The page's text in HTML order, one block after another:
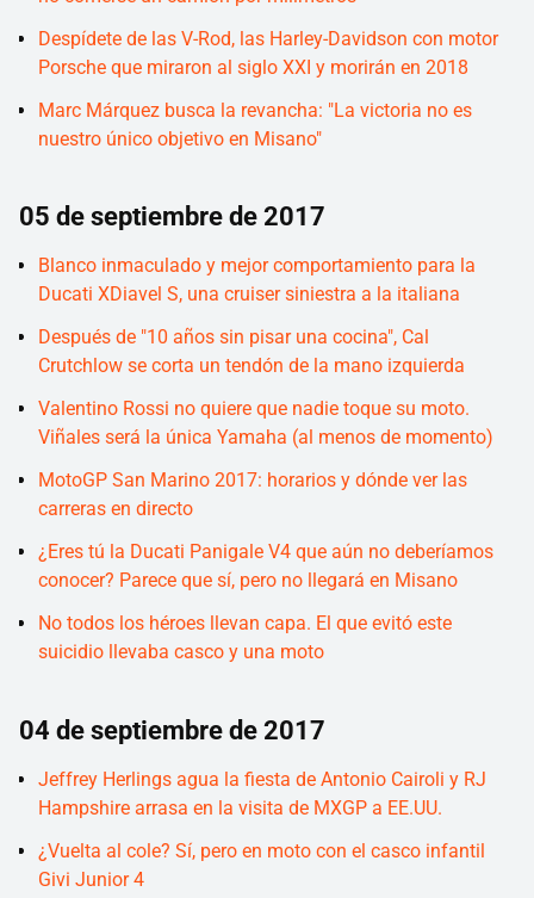
Despídete de las V-Rod, las Harley-Davidson con motor
Porsche que miraron al siglo XXI y morirán en 2018
Marc Márquez busca la revancha: "La victoria no es
nuestro único objetivo en Misano"
05 de septiembre de 2017
Blanco inmaculado y mejor comportamiento para la
Ducati XDiavel S, una cruiser siniestra a la italiana
Después de "10 años sin pisar una cocina", Cal
Crutchlow se corta un tendón de la mano izquierda
Valentino Rossi no quiere que nadie toque su moto.
Viñales será la única Yamaha (al menos de momento)
MotoGP San Marino 2017: horarios y dónde ver las
carreras en directo
¿Eres tú la Ducati Panigale V4 que aún no deberíamos
conocer? Parece que sí, pero no llegará en Misano
No todos los héroes llevan capa. El que evitó este
suicidio llevaba casco y una moto
04 de septiembre de 2017
Jeffrey Herlings agua la fiesta de Antonio Cairoli y RJ
Hampshire arrasa en la visita de MXGP a EE.UU.
¿Vuelta al cole? Sí, pero en moto con el casco infantil
Givi Junior 4